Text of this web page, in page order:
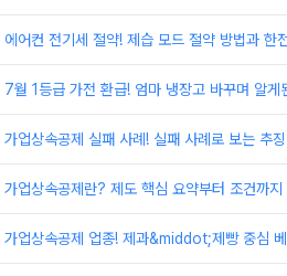
에어컨 전기세 절약! 제습 모드 절약 방법과 한
7월 1등급 가전 환급! 엄마 냉장고 바꾸며 알게
가업상속공제 실패 사례! 실패 사례로 보는 추
가업상속공제란? 제도 핵심 요약부터 조건까지
가업상속공제 업종! 제과&middot;제빵 중심